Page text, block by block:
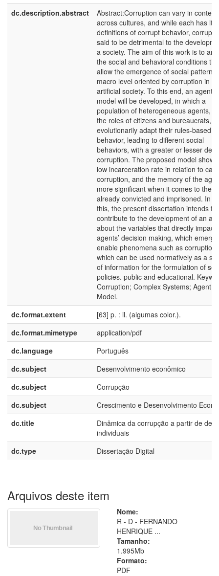
dc.description.abstract
Abstract:Corruption can vary in content
across cultures, and while each has its
definitions of corrupt behavior,
said to be detrimental to the
a society. The aim of this work is to
the social and behavioral conditions
allow the emergence of social patterns
macro level oriented by corruption in an
artificial society. To this end, an agent-
model will be developed, in which a
population of heterogeneous agents,
the roles of citizens and bureaucrats,
evolutionarily adapt their rules-based
behavior, leading to different social
behaviors, with a greater or lesser
corruption. The proposed model
low incarceration rate in relation to
corruption, and the memory of the
more significant when it comes to the
already convicted and imprisoned. In
this, the present dissertation intends to
contribute to the development of an
about the variables that directly impact
agents’ decision making, which
enable phenomena such as corruption,
which can be used normatively as a
of information for the formulation of
policies. public and educational.
Corruption; Complex Systems; Agent
Model.
dc.format.extent
[63] p. : il. (algumas color.).
dc.format.mimetype
application/pdf
dc.language
Português
dc.subject
Desenvolvimento econômico
dc.subject
Corrupção
dc.subject
Crescimento e Desenvolvimento
dc.title
Dinâmica da corrupção a partir de
individuais
dc.type
Dissertação Digital
Arquivos deste item
Nome:
R - D - FERNANDO
HENRIQUE ...
Tamanho:
1.995Mb
Formato:
PDF